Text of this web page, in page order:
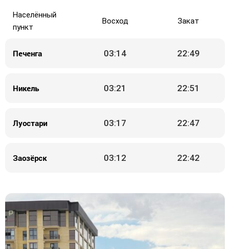
Населённый
пункт
Восход Закат
Печенга 03:14 22:49
Никель 03:21 22:51
Луостари 03:17 22:47
Заозёрск 03:12 22:42